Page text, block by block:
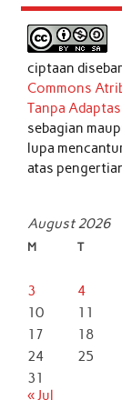
ciptaan
Commons
Tanpa
sebagian
lupa
atas
August 2026
M T
3
4
10
11
17
18
24
25
31
« Jul